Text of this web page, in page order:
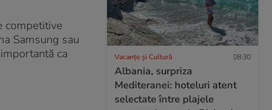
competitive
Samsung sau
ca
Vacanțe și Cultură 08:30
Albania, surpriza
Mediteranei: hoteluri atent
selectate între plajele